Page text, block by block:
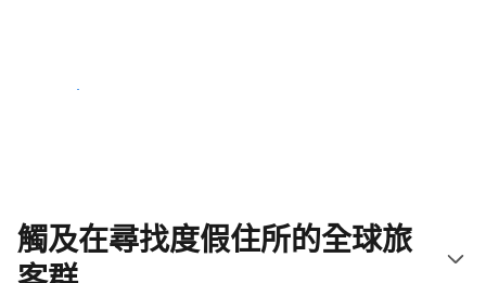
立即開始吧
觸及在尋找度假住所的全球旅